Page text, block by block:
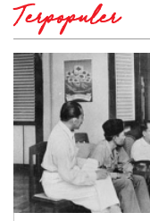
Terpopuler